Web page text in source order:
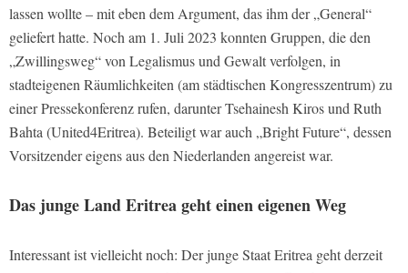
lassen wollte – mit eben dem Argument, das ihm der „General“
geliefert hatte. Noch am 1. Juli 2023 konnten Gruppen, die den
„Zwillingsweg“ von Legalismus und Gewalt verfolgen, in
stadteigenen Räumlichkeiten (am städtischen Kongresszentrum) zu
einer Pressekonferenz rufen, darunter Tsehainesh Kiros und Ruth
Bahta (United4Eritrea). Beteiligt war auch „Bright Future“, dessen
Vorsitzender eigens aus den Niederlanden angereist war.
Das junge Land Eritrea geht einen eigenen Weg
Interessant ist vielleicht noch: Der junge Staat Eritrea geht derzeit